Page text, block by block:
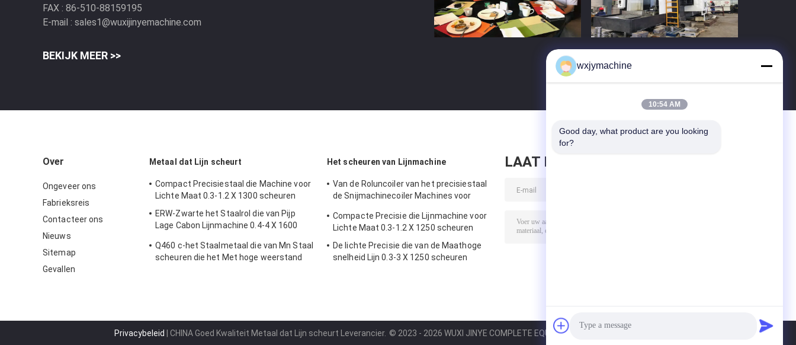
FAX : 86-510-88159195
E-mail : sales1@wuxijinyemachine.com
BEKIJK MEER >>
Over
Ongeveer ons
Fabrieksreis
Contacteer ons
Nieuws
Sitemap
Gevallen
Metaal dat Lijn scheurt
Compact Precisiestaal die Machine voor
Lichte Maat 0.3-1.2 X 1300 scheuren
ERW-Zwarte het Staalrol die van Pijp
Lage Cabon Lijnmachine 0.4-4 X 1600
Q460 c-het Staalmetaal die van Mn Staal
scheuren die het Met hoge weerstand
Het scheuren van Lijnmachine
Van de Roluncoiler van het precisiestaal
de Snijmachinecoiler Machines voor
Compacte Precisie die Lijnmachine voor
Lichte Maat 0.3-1.2 X 1250 scheuren
De lichte Precisie die van de Maathoge
snelheid Lijn 0.3-3 X 1250 scheuren
LAAT BERICHT ACHTER
Privacybeleid | CHINA Goed Kwaliteit Metaal dat Lijn scheurt Leverancier. © 2023 - 2026 WUXI JINYE COMPLETE EQUIPMENT CO.,LTD.. All Rights Reserved.
wxjymachine
10:54 AM
Good day, what product are you looking
for?